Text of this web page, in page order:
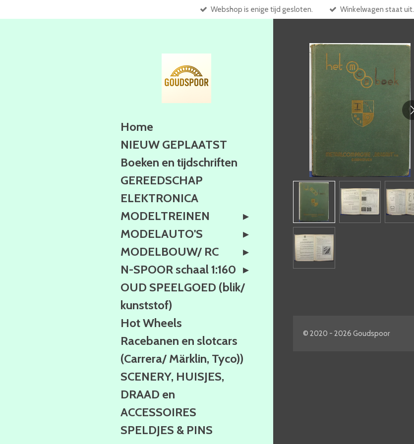
direct
Webshop is enige tijd gesloten. Winkelwagen staat uit.
© 2020 - 2026 Goudspoor
Home
NIEUW GEPLAATST
Boeken en tijdschriften
GEREEDSCHAP
ELEKTRONICA
MODELTREINEN
MODELAUTO'S
MODELBOUW/ RC
N-SPOOR schaal 1:160
OUD SPEELGOED (blik/
kunststof)
Hot Wheels
Racebanen en slotcars
(Carrera/ Märklin, Tyco))
SCENERY, HUISJES,
DRAAD en
ACCESSOIRES
SPELDJES & PINS